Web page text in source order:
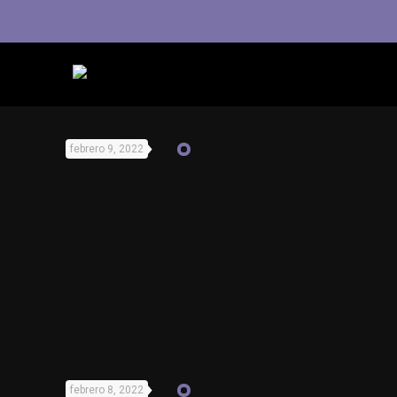
febrero 9, 2022
febrero 8, 2022